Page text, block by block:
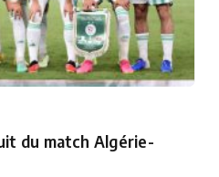
du match Algérie-